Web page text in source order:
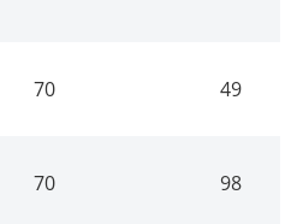
70 49
70 98